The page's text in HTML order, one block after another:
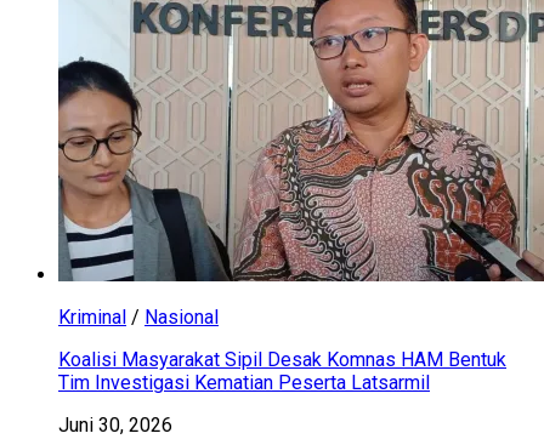
Kriminal / Nasional
Koalisi Masyarakat Sipil Desak Komnas HAM Bentuk
Tim Investigasi Kematian Peserta Latsarmil
Juni 30, 2026